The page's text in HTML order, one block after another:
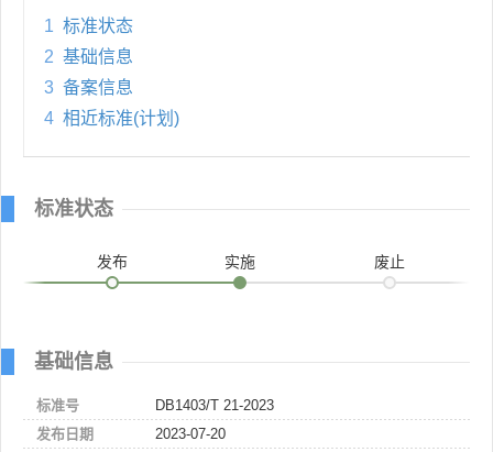
1 标准状态
2 基础信息
3 备案信息
4 相近标准(计划)
标准状态
发布 实施 废止
基础信息
标准号
DB1403/T 21-2023
发布日期
2023-07-20